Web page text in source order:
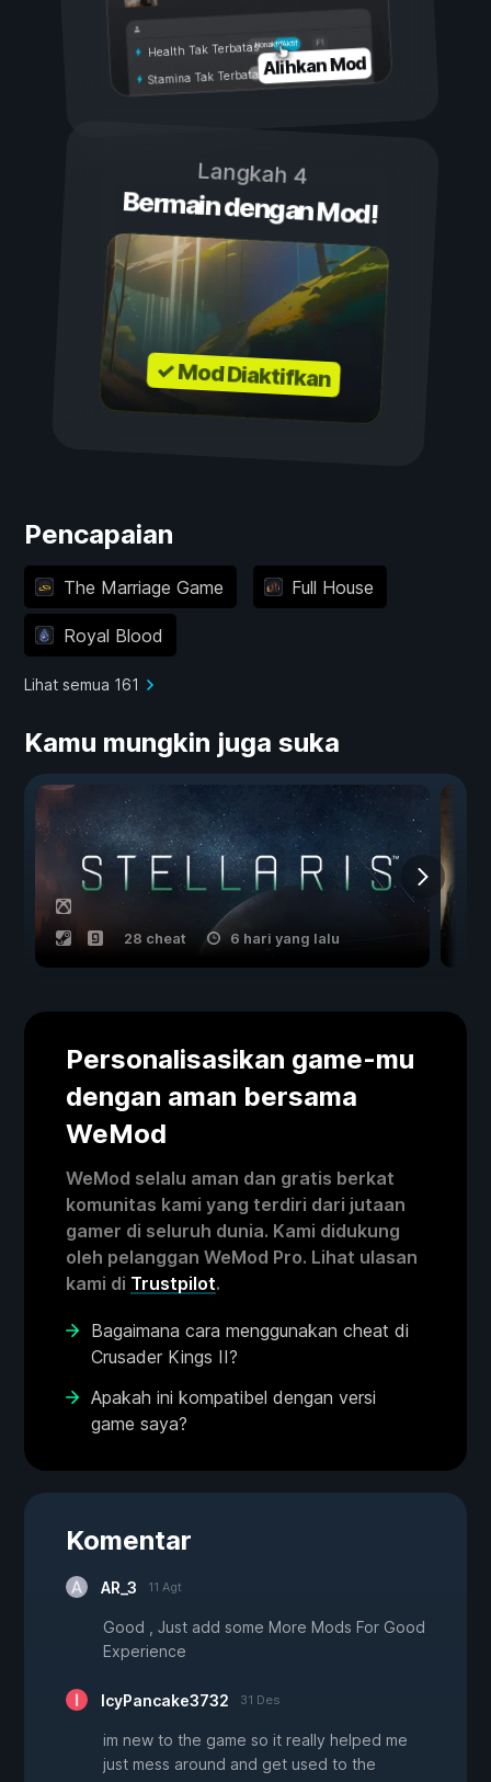
Aktif
Nonaktif
Health Tak Terbatas
Stamina Tak TerbatasAlihkan Mod
Langkah 4
Bermain dengan Mod!
✓ Mod Diaktifkan
Pencapaian
The Marriage Game Full House
Royal Blood
Lihat semua 161
Kamu mungkin juga suka
28 cheat 6 hari yang lalu
Personalisasikan game-mu
dengan aman bersama
WeMod
WeMod selalu aman dan gratis berkat
komunitas kami yang terdiri dari jutaan
gamer di seluruh dunia. Kami didukung
oleh pelanggan WeMod Pro. Lihat ulasan
kami di Trustpilot.
Bagaimana cara menggunakan cheat di
Crusader Kings II?
Apakah ini kompatibel dengan versi
game saya?
Komentar
AR_3 11 Agt
Good , Just add some More Mods For Good
Experience
IcyPancake3732 31 Des
im new to the game so it really helped me
just mess around and get used to the